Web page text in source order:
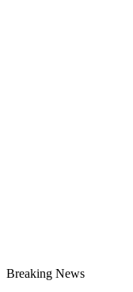
Breaking News